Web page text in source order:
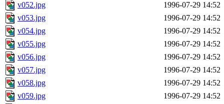
v052.jpg
1996-07-29 14:52
v053.jpg
1996-07-29 14:52
v054.jpg
1996-07-29 14:52
v055.jpg
1996-07-29 14:52
v056.jpg
1996-07-29 14:52
v057.jpg
1996-07-29 14:52
v058.jpg
1996-07-29 14:52
v059.jpg
1996-07-29 14:52